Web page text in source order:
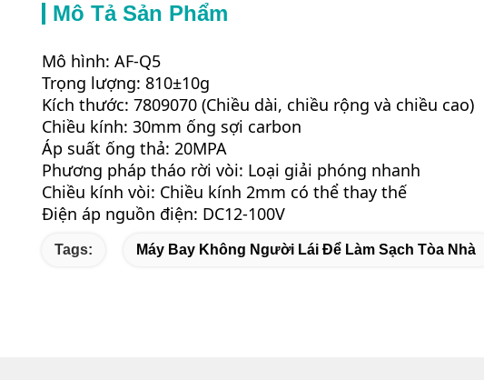
Mô Tả Sản Phẩm
Mô hình: AF-Q5
Trọng lượng: 810±10g
Kích thước: 7809070 (Chiều dài, chiều rộng và chiều cao)
Chiều kính: 30mm ống sợi carbon
Áp suất ống thả: 20MPA
Phương pháp tháo rời vòi: Loại giải phóng nhanh
Chiều kính vòi: Chiều kính 2mm có thể thay thế
Điện áp nguồn điện: DC12-100V
Tags: Máy Bay Không Người Lái Để Làm Sạch Tòa Nhà